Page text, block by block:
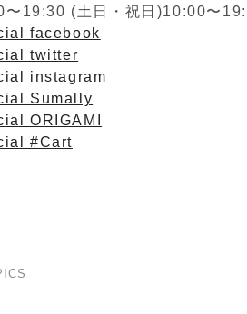
〜19:30 (土日・祝日)10:00〜
facebook
twitter
instagram
Sumally
ORIGAMI
#Cart